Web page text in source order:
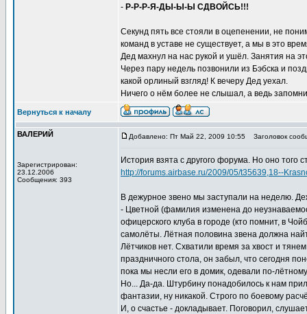
- Р-Р-Р-Я-ДЫ-Ы-Ы СДВОЙСЬ!!!
Секунд пять все стояли в оцепенении, не
команд в уставе не существует, а мы в это
Дед махнул на нас рукой и ушёл. Занятия на
Через пару недель позвонили из Бэбска и
какой орлиный взгляд! К вечеру Дед уехал.
Ничего о нём более не слышал, а ведь
Вернуться к началу
ВАЛЕРИЙ
Зарегистрирован:
23.12.2006
Сообщения: 393
Добавлено: Пт Май 22, 2009 10:55 Заголовок
История взята с другого форума. Но оно того
http://forums.airbase.ru/2009/05/t35639,18--
В дежурное звено мы заступали на неделю.
- Цветной (фамилия изменена до
офицерского клуба в городе (кто помнит, в
самолёты. Лётная половина звена должна
Лётчиков нет. Схватили время за хвост и
праздничного стола, он забыл, что сегодня
пока мы несли его в домик, одевали по-
Но... Да-да. Штурбину понадобилось к нам
фантазии, ну никакой. Строго по боевому
И, о счастье - докладывает. Поговорил,